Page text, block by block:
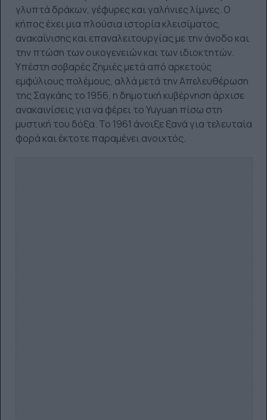
γλυπτά δράκων, γέφυρες και γαλήνιες λίμνες. Ο
κήπος έχει μια πλούσια ιστορία κλεισίματος,
ανακαίνισης και επαναλειτουργίας με την άνοδο και
την πτώση των οικογενειών και των ιδιοκτητών.
Υπέστη σοβαρές ζημιές μετά από αρκετούς
εμφύλιους πολέμους, αλλά μετά την Απελευθέρωση
της Σαγκάης το 1956, η δημοτική κυβέρνηση άρχισε
ανακαινίσεις για να φέρει το Yuyuan πίσω στη
μυστική του δόξα. Το 1961 άνοιξε ξανά για τελευταία
φορά και έκτοτε παραμένει ανοιχτός.